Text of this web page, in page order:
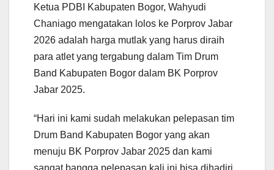
Ketua PDBI Kabupaten Bogor, Wahyudi
Chaniago mengatakan lolos ke Porprov Jabar
2026 adalah harga mutlak yang harus diraih
para atlet yang tergabung dalam Tim Drum
Band Kabupaten Bogor dalam BK Porprov
Jabar 2025.
“Hari ini kami sudah melakukan pelepasan tim
Drum Band Kabupaten Bogor yang akan
menuju BK Porprov Jabar 2025 dan kami
sangat bangga pelepasan kali ini bisa dihadiri